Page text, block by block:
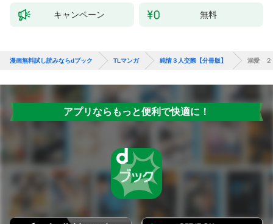
キャンペーン 無料
漫画無料試し読みならdブック TLマンガ 純情３人交際【分冊版】 溺愛 ２
アプリならもっと便利で快適に！